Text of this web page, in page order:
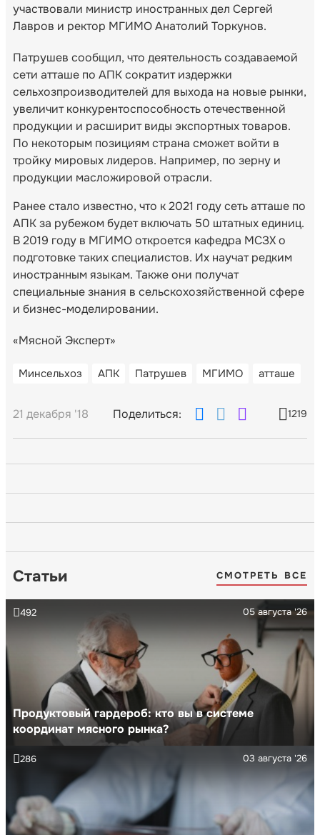
участвовали министр иностранных дел Сергей
Лавров и ректор МГИМО Анатолий Торкунов.
Патрушев сообщил, что деятельность создаваемой
сети атташе по АПК сократит издержки
сельхозпроизводителей для выхода на новые рынки,
увеличит конкурентоспособность отечественной
продукции и расширит виды экспортных товаров.
По некоторым позициям страна сможет войти в
тройку мировых лидеров. Например, по зерну и
продукции масложировой отрасли.
Ранее стало известно, что к 2021 году сеть атташе по
АПК за рубежом будет включать 50 штатных единиц.
В 2019 году в МГИМО откроется кафедра МСЗХ о
подготовке таких специалистов. Их научат редким
иностранным языкам. Также они получат
специальные знания в сельскохозяйственной сфере
и бизнес-моделировании.
«Мясной Эксперт»
Минсельхоз АПК Патрушев МГИМО атташе
21 декабря '18 Поделиться: 1219
Статьи СМОТРЕТЬ ВСЕ
Продуктовый гардероб: кто вы в системе
координат мясного рынка?
05 августа '26
492
03 августа '26
286